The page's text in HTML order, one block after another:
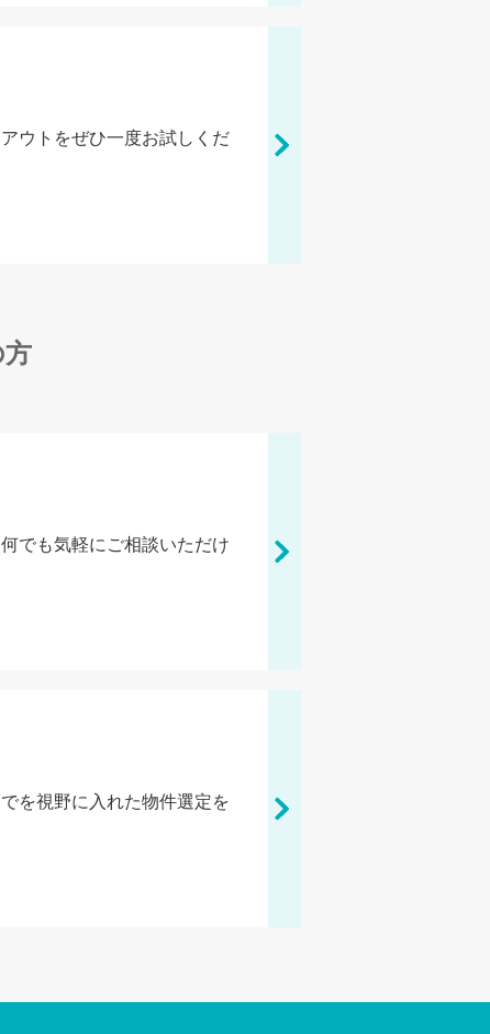
ウトをぜひ一度お試しくだ
でも気軽にご相談いただけ
を視野に入れた物件選定を